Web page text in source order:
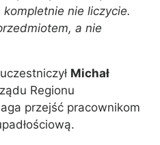
nie liczycie.
a nie
Michał
Regionu
przejść pracownikom